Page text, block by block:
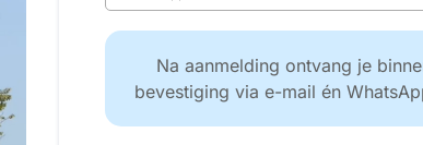
Na aanmelding ontvang je
bevestiging via e-mail én